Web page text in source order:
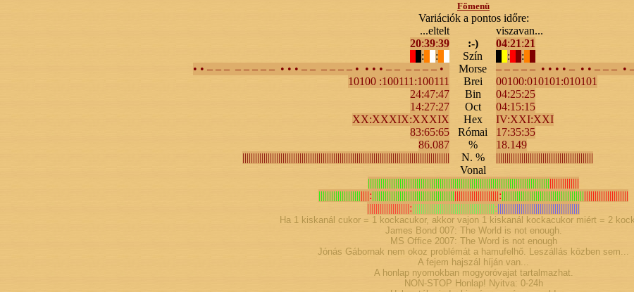
Főmenü
Variációk a pontos időre:
...eltelt
20:39:39
:
:
• • – – – – – – – – • • • – – – – – – • • • • – – – – – – •
10100 :100111:100111
24:47:47
14:27:27
XX:XXXIX:XXXIX
83:65:65
:-)
Szín
Morse
Brei
Bin
Oct
Hex
Római
%
N. %
Vonal
viszavan...
04:21:21
:
:
– – – – – • • • • – • • – – – •
00100:010101:010101
04:25:25
04:15:15
IV:XXI:XXI
17:35:35
||||: |||||||||||||||||||||:
||||||||||||||||||||: |||||||||||||||||||||||||||||||||||||||:
Ha 1 kiskanál cukor = 1 kockacukor, akkor vajon 1 kiskanál kockacukor miért = 2
James Bond 007: The World is not enough.
MS Office 2007: The Word is not enough
Jónás Gábornak nem okoz problémát a hamufelhő. Leszállás közben sem...
A fejem hajszál híján van...
A honlap nyomokban mogyoróvajat tartalmazhat.
NON-STOP Honlap! Nyitva: 0-24h